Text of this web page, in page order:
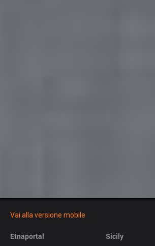
Vai alla versione mobile
Etnaportal Sicily